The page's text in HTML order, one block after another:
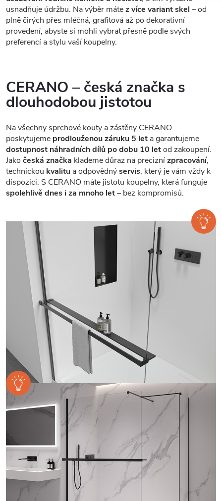
usnadňuje údržbu. Na výběr mátez více variant skel – od
plně čirých přes mléčná, grafitová až po dekorativní
provedení, abyste si mohli vybrat přesně podle svých
preferencí a stylu vaší koupelny.
CERANO – česká značka s
dlouhodobou jistotou
Na všechny sprchové kouty a zástěny CERANO
poskytujeme prodlouženou záruku 5 let a garantujeme
dostupnost náhradních dílů po dobu 10 letod zakoupení.
Jako česká značka klademe důraz na preciznízpracování,
technickou kvalitu a odpovědnýservis, který je vám vždy k
dispozici. S CERANO máte jistotu koupelny, která funguje
spolehlivě dnes i za mnoho let– bez kompromisů.